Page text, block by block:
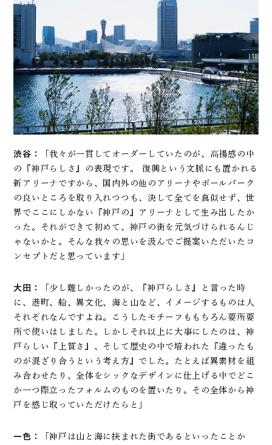
渋谷：
「我々が一貫してオーダーしていたのが、高揚感の中
の『神戸らしさ』の表現です。 復興という文脈にも置かれる
新アリーナですから、国内外の他のアリーナやボールパーク
の良いところを取り入れつつも、決して全てを真似せず、世
界でここにしかない『神戸の』アリーナとして生み出したか
った。それができて初めて、神戸の街を元気づけられるんじ
ゃないかと。そんな我々の思いを汲んでご提案いただいたコ
ンセプトだと思っています」
大田：
「少し難しかったのが、『神戸らしさ』と言った時
に、港町、船、異文化、海と山など、イメージするものは人
それぞれなんですよね。こうしたモチーフももちろん要所要
所で使いはしました。しかしそれ以上に大事にしたのは、神
戸らしい『上質さ』、そして歴史の中で培われた『違ったも
のが混ざり合うという考え方』でした。たとえば異素材を組
み合わせたり、全体をシックなデザインに仕上げる中でどこ
か一つ際立ったフォルムのものを置いたり。その全体から神
戸を感じ取っていただけたらと」
一色：
「神戸は山と海に挟まれた街であるといったことか